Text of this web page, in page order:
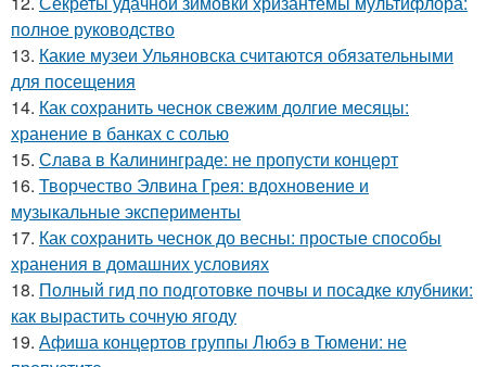
полное руководство
13. Какие музеи Ульяновска считаются обязательными
для посещения
14. Как сохранить чеснок свежим долгие месяцы:
хранение в банках с солью
15. Слава в Калининграде: не пропусти концерт
16. Творчество Элвина Грея: вдохновение и
музыкальные эксперименты
17. Как сохранить чеснок до весны: простые способы
хранения в домашних условиях
18. Полный гид по подготовке почвы и посадке клубники:
как вырастить сочную ягоду
19. Афиша концертов группы Любэ в Тюмени: не